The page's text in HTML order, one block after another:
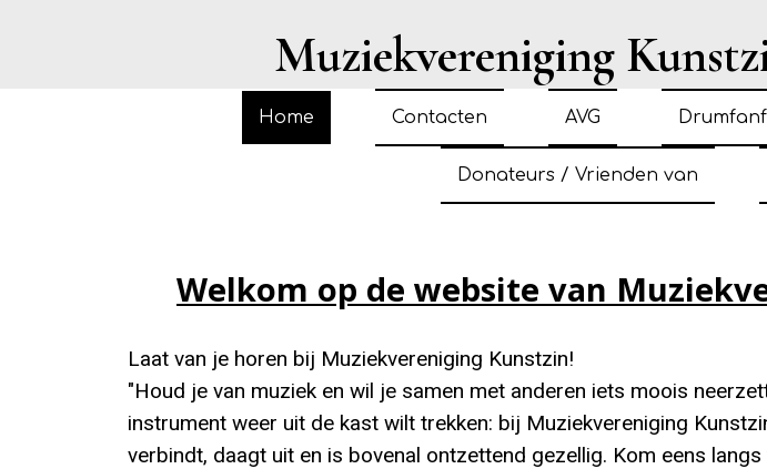
Muziekvereniging
Home Contacten AVG
Donateurs / Vrienden van
Welkom op de website van
Laat van je horen bij Muziekvereniging Kunstzin!
"Houd je van muziek en wil je samen met anderen iets moois
instrument weer uit de kast wilt trekken: bij Muziekvereniging
verbindt, daagt uit en is bovenal ontzettend gezellig. Kom eens